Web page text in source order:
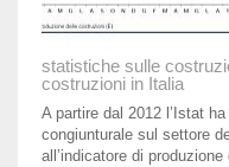
statistiche sulle
costruzioni in Italia
A partire dal 2012 l’Istat
congiunturale sul settore
all’indicatore di